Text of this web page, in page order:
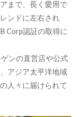
まで、長く愛用で
ンドに左右され
Corp認証の取得に
ンの直営店や公式
アジア太平洋地域
人々に届けられて